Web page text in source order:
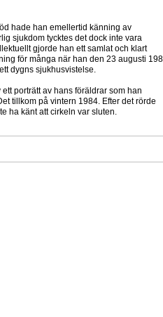
hade han emellertid känning av
sjukdom tycktes det dock inte vara
gjorde han ett samlat och klart
för många när han den 23 augusti
dygns sjukhusvistelse.
porträtt av hans föräldrar som han
tillkom på vintern 1984. Efter det rörde
ha känt att cirkeln var sluten.